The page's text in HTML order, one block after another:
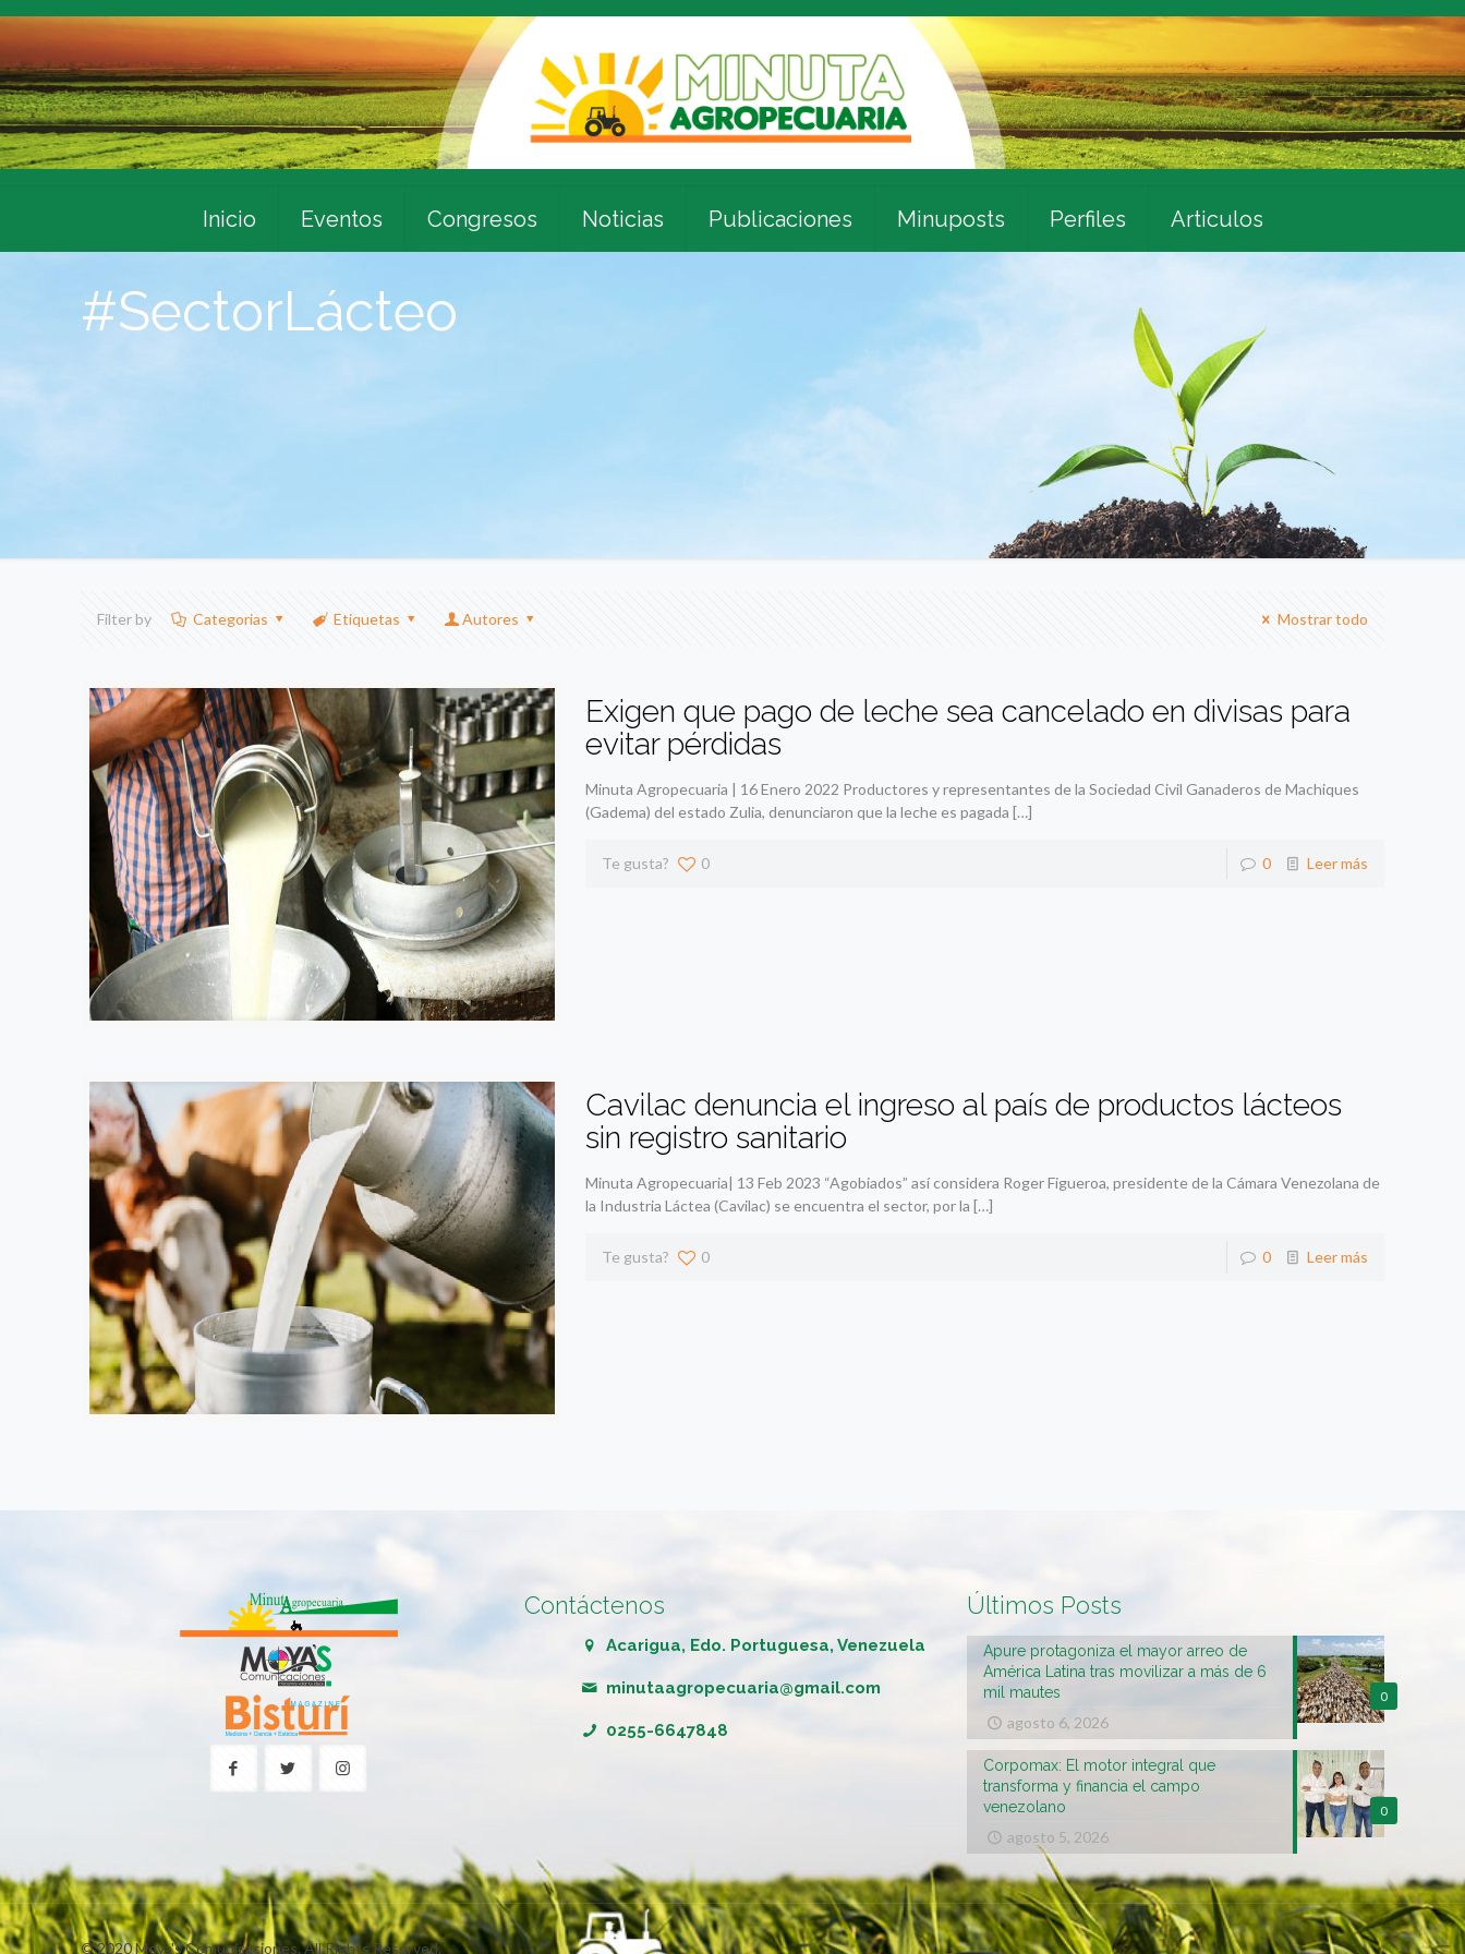
Inicio Eventos Congresos Noticias Publicaciones Minuposts Perfiles Articulos
#SectorLácteo
Filter by Categorias Etiquetas Autores Mostrar todo
Exigen que pago de leche sea cancelado en divisas para
evitar pérdidas
Minuta Agropecuaria | 16 Enero 2022 Productores y representantes de la Sociedad Civil Ganaderos de Machiques
(Gadema) del estado Zulia, denunciaron que la leche es pagada […]
Te gusta? 0 0 Leer más
Cavilac denuncia el ingreso al país de productos lácteos
sin registro sanitario
Minuta Agropecuaria| 13 Feb 2023 “Agobiados” así considera Roger Figueroa, presidente de la Cámara Venezolana de
la Industria Láctea (Cavilac) se encuentra el sector, por la […]
Te gusta? 0 0 Leer más
Contáctenos
Acarigua, Edo. Portuguesa, Venezuela
minutaagropecuaria@gmail.com
0255-6647848
Últimos Posts
0
Apure protagoniza el mayor arreo de
América Latina tras movilizar a más de 6
mil mautes
agosto 6, 2026
0
Corpomax: El motor integral que
transforma y financia el campo
venezolano
agosto 5, 2026
© 2020 Moya's Comunicaciones. All Rights Reserved.